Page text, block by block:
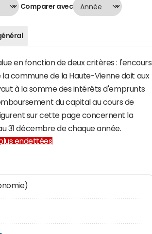
Comparer avec
en fonction de deux critères : l'encours
commune de la Haute-Vienne doit aux
à la somme des intérêts d'emprunts
du capital au cours de
sur cette page concernent la
31 décembre de chaque année.
endettées